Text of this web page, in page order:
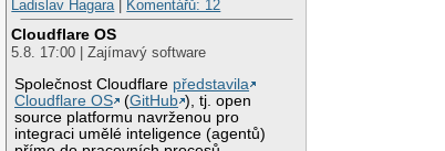
Ladislav Hagara| Komentářů: 12
Cloudflare OS
5.8. 17:00 | Zajímavý software
Společnost Cloudflare představila
Cloudflare OS
(GitHub ), tj. open
source platformu navrženou pro
integraci umělé inteligence (agentů)